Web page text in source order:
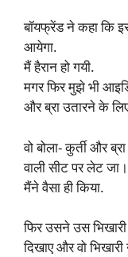
बॉयफ्रेंड ने कहा कि
आयेगा.
मैं हैरान हो गयी.
मगर फिर मुझे भी
और ब्रा उतारने के
वो बोला- कुर्ती और
वाली सीट पर लेट जा।
मैंने वैसा ही किया.
फिर उसने उस
दिखाए और वो